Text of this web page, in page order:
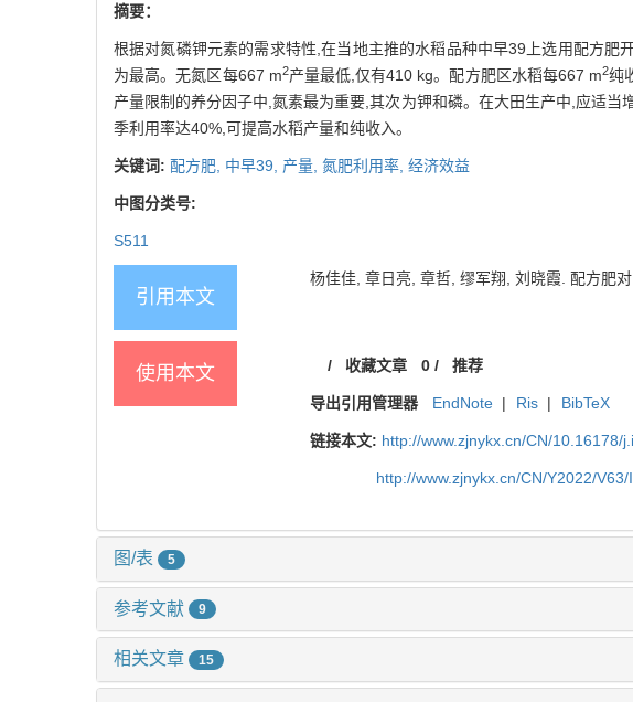
摘要：
根据对氮磷钾元素的需求特性,在当地主推的水稻品种中早39上选用配方
为最高。无氮区每667 m2产量最低,仅有410 kg。配方肥区水稻每667 m2纯
产量限制的养分因子中,氮素最为重要,其次为钾和磷。在大田生产中,应适
季利用率达40%,可提高水稻产量和纯收入。
关键词: 配方肥, 中早39, 产量, 氮肥利用率, 经济效益
中图分类号:
S511
引用本文
杨佳佳, 章日亮, 章哲, 缪军翔, 刘晓霞. 配方肥
使用本文 / 收藏文章 0/ 推荐
导出引用管理器 EndNote | Ris | BibTeX
链接本文: http://www.zjnykx.cn/CN/10.16178/
http://www.zjnykx.cn/CN/Y2022/V63/
图/表 5
参考文献 9
相关文章 15